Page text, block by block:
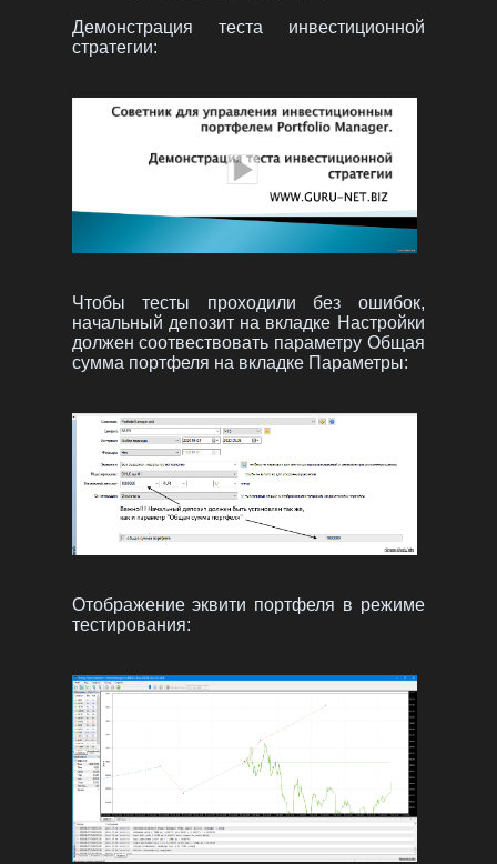
Демонстрация теста инвестиционной
стратегии:
Чтобы тесты проходили без ошибок,
начальный депозит на вкладке Настройки
должен соотвествовать параметру Общая
сумма портфеля на вкладке Параметры:
Отображение эквити портфеля в режиме
тестирования: